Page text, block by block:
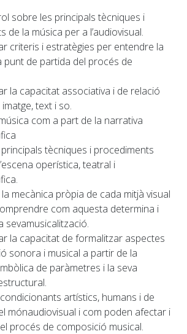
sobre les principals tècniques i
de la música per a l’audiovisual.
criteris i estratègies per entendre la
punt de partida del procés de
la capacitat associativa i de relació
text i so.
com a part de la narrativa
tècniques i procediments
operística, teatral i
mecànica pròpia de cada mitjà visual
com aquesta determina i
sevamusicalització.
la capacitat de formalitzar aspectes
sonora i musical a partir de la
de paràmetres i la seva
artístics, humans i de
mónaudiovisual i com poden afectar i
procés de composició musical.